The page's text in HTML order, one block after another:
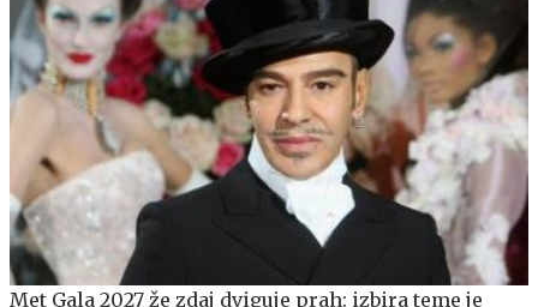
Met Gala 2027 že zdaj dviguje prah: izbira teme je